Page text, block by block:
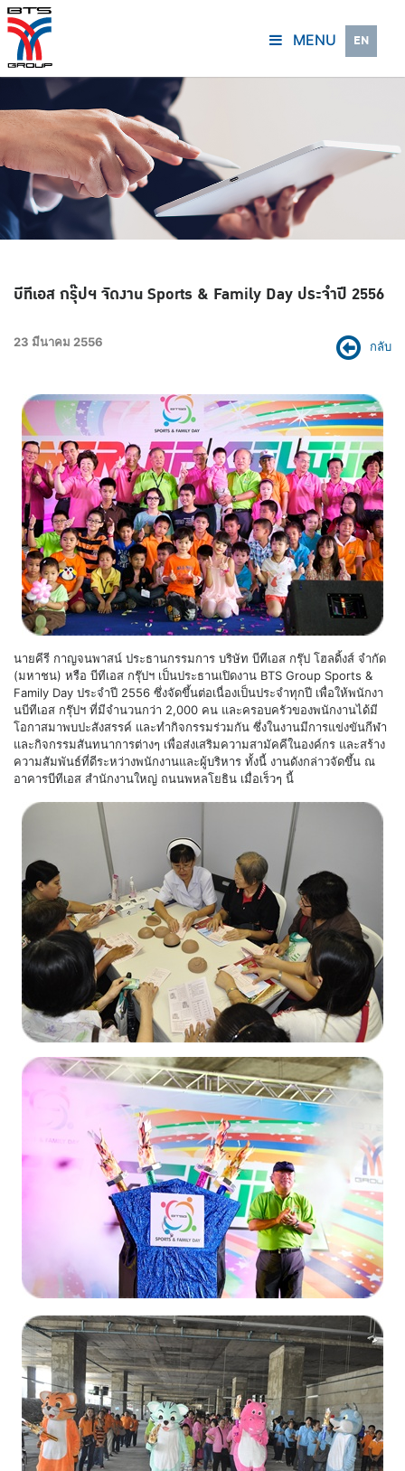
MENU EN
บีทีเอส กรุ๊ปฯ จัดงาน Sports & Family Day ประจำปี 2556
กลับ
23 มีนาคม 2556
นายคีรี กาญจนพาสน์ ประธานกรรมการ บริษัท บีทีเอส กรุ๊ป โฮลดิ้งส์ จำกัด
(มหาชน) หรือ บีทีเอส กรุ๊ปฯ เป็นประธานเปิดงาน BTS Group Sports &
Family Day ประจำปี 2556 ซึ่งจัดขึ้นต่อเนื่องเป็นประจำทุกปี เพื่อให้พนักงา
นบีทีเอส กรุ๊ปฯ ที่มีจำนวนกว่า 2,000 คน และครอบครัวของพนักงานได้มี
โอกาสมาพบปะสังสรรค์ และทำกิจกรรมร่วมกัน ซึ่งในงานมีการแข่งขันกีฬา
และกิจกรรมสันทนาการต่างๆ เพื่อส่งเสริมความสามัคคีในองค์กร และสร้าง
ความสัมพันธ์ที่ดีระหว่างพนักงานและผู้บริหาร ทั้งนี้ งานดังกล่าวจัดขึ้น ณ
อาคารบีทีเอส สำนักงานใหญ่ ถนนพหลโยธิน เมื่อเร็วๆ นี้